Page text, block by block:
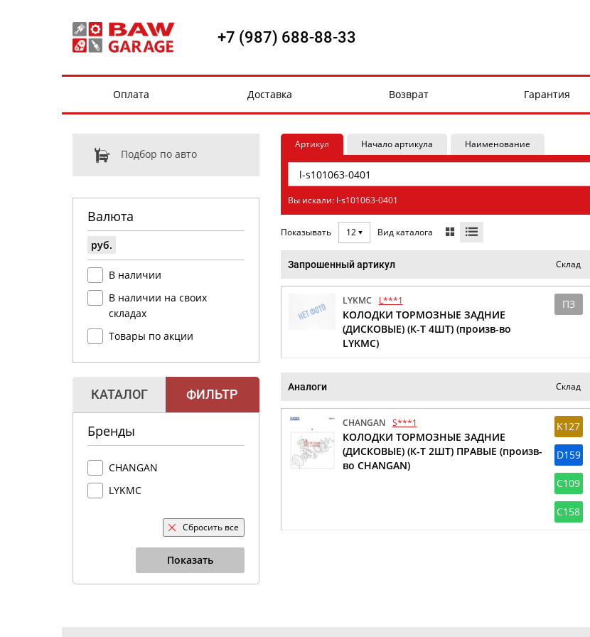
+7 (987) 688-88-33
Оплата Доставка Возврат Гарантия
Подбор по авто
Валюта
руб.
В наличии
В наличии на своих
складах
Товары по акции
КАТАЛОГ ФИЛЬТР
Бренды
CHANGAN
LYKMC
Сбросить все
Показать
Артикул Начало артикула Наименование
Вы искали: l-s101063-0401
Показывать 12 Вид каталога
Запрошенный артикул Склад
LYKMC L***1
КОЛОДКИ ТОРМОЗНЫЕ ЗАДНИЕ
(ДИСКОВЫЕ) (К-Т 4ШТ) (произв-во
LYKMC)
ПЗ
Аналоги Склад
CHANGAN S***1
КОЛОДКИ ТОРМОЗНЫЕ ЗАДНИЕ
(ДИСКОВЫЕ) (К-Т 2ШТ) ПРАВЫЕ (произв-
во CHANGAN)
K127
D159
C109
C158